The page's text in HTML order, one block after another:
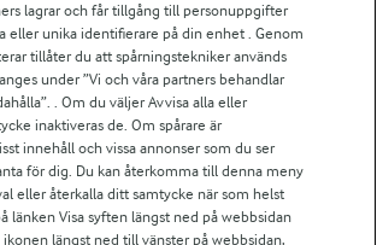
lagrar och får tillgång till personuppgifter
eller unika identifierare på din enhet . Genom
tillåter du att spårningstekniker används
under ”Vi och våra partners behandlar
. Om du väljer Avvisa alla eller
inaktiveras de. Om spårare är
innehåll och vissa annonser som du ser
för dig. Du kan återkomma till denna meny
eller återkalla ditt samtycke när som helst
länken Visa syften längst ned på webbsidan
längst ned till vänster på webbsidan,